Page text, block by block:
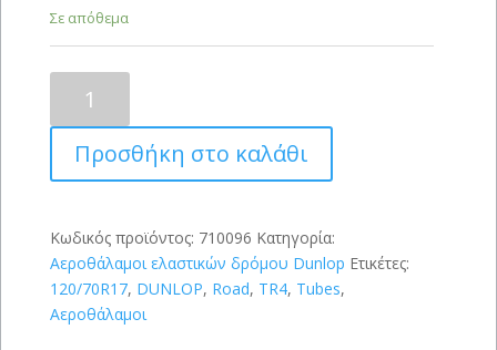
Σε απόθεμα
120/70R17
ποσότητα
Προσθήκη στο καλάθι
Κωδικός προϊόντος: 710096 Κατηγορία:
Αεροθάλαμοι ελαστικών δρόμου Dunlop Ετικέτες:
120/70R17, DUNLOP, Road, TR4, Tubes,
Αεροθάλαμοι